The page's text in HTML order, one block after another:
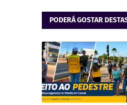
PODERÁ GOSTAR